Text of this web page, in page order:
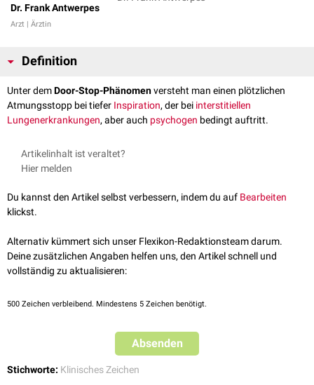
Dr. Frank Antwerpes
Arzt | Ärztin
Definition
Unter demDoor-Stop-Phänomenversteht man einen plötzlichen
Atmungsstopp bei tiefer Inspiration, der bei interstitiellen
Lungenerkrankungen, aber auch psychogen bedingt auftritt.
Artikelinhalt ist veraltet?
Hier melden
Du kannst den Artikel selbst verbessern, indem du auf Bearbeiten
klickst.
Alternativ kümmert sich unser Flexikon-Redaktionsteam darum.
Deine zusätzlichen Angaben helfen uns, den Artikel schnell und
vollständig zu aktualisieren:
500 Zeichen verbleibend. Mindestens 5 Zeichen benötigt.
Absenden
Stichworte: Klinisches Zeichen